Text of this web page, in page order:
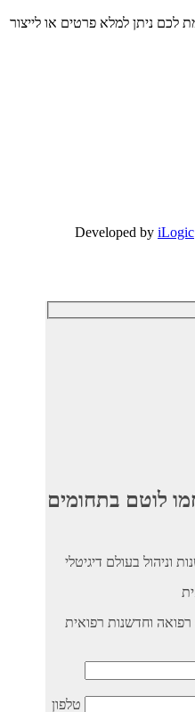
לכם ניתן למלא פרטים או לייצור
iLogic
לוטם בתחומים
וניהול בעולם דיגיטלי
רפואה וחדשנות רפואית
טלפון